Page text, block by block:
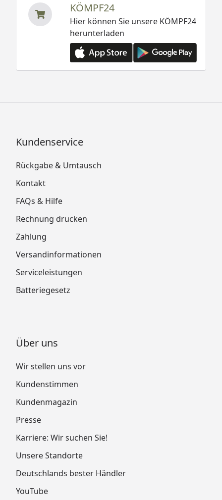
KÖMPF24
Hier können Sie unsere KÖMPF24
herunterladen
Kundenservice
Rückgabe & Umtausch
Kontakt
FAQs & Hilfe
Rechnung drucken
Zahlung
Versandinformationen
Serviceleistungen
Batteriegesetz
Über uns
Wir stellen uns vor
Kundenstimmen
Kundenmagazin
Presse
Karriere: Wir suchen Sie!
Unsere Standorte
Deutschlands bester Händler
YouTube